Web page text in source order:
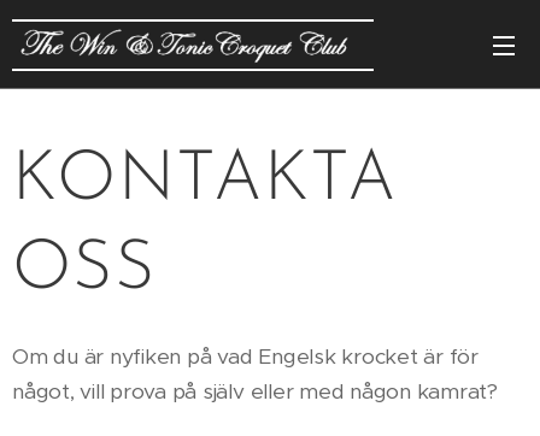
KONTAKTA
OSS
Om du är nyfiken på vad Engelsk krocket är för
något, vill prova på själv eller med någon kamrat?